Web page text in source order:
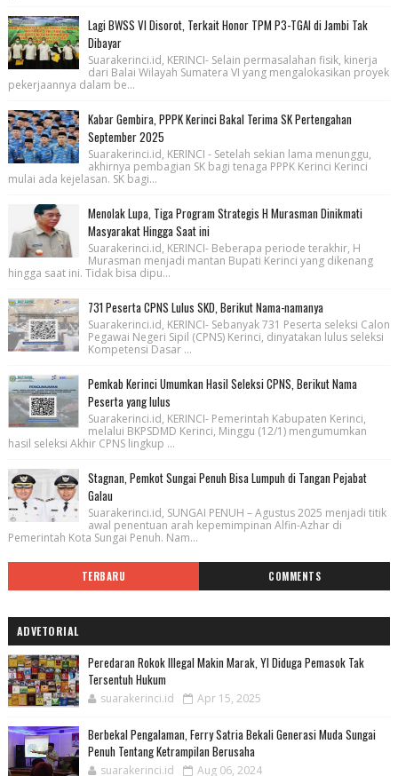
Lagi BWSS VI Disorot, Terkait Honor TPM P3-TGAI di Jambi Tak
Dibayar
Suarakerinci.id, KERINCI- Selain permasalahan fisik, kinerja
dari Balai Wilayah Sumatera VI yang mengalokasikan proyek
pekerjaannya dalam be...
Kabar Gembira, PPPK Kerinci Bakal Terima SK Pertengahan
September 2025
Suarakerinci.id, KERINCI - Setelah sekian lama menunggu,
akhirnya pembagian SK bagi tenaga PPPK Kerinci Kerinci
mulai ada kejelasan. SK bagi...
Menolak Lupa, Tiga Program Strategis H Murasman Dinikmati
Masyarakat Hingga Saat ini
Suarakerinci.id, KERINCI- Beberapa periode terakhir, H
Murasman menjadi mantan Bupati Kerinci yang dikenang
hingga saat ini. Tidak bisa dipu...
731 Peserta CPNS Lulus SKD, Berikut Nama-namanya
Suarakerinci.id, KERINCI- Sebanyak 731 Peserta seleksi Calon
Pegawai Negeri Sipil (CPNS) Kerinci, dinyatakan lulus seleksi
Kompetensi Dasar ...
Pemkab Kerinci Umumkan Hasil Seleksi CPNS, Berikut Nama
Peserta yang lulus
Suarakerinci.id, KERINCI- Pemerintah Kabupaten Kerinci,
melalui BKPSDMD Kerinci, Minggu (12/1) mengumumkan
hasil seleksi Akhir CPNS lingkup ...
Stagnan, Pemkot Sungai Penuh Bisa Lumpuh di Tangan Pejabat
Galau
Suarakerinci.id, SUNGAI PENUH – Agustus 2025 menjadi titik
awal penentuan arah kepemimpinan Alfin-Azhar di
Pemerintah Kota Sungai Penuh. Nam...
TERBARU COMMENTS
ADVETORIAL
Peredaran Rokok Illegal Makin Marak, YI Diduga Pemasok Tak
Tersentuh Hukum
suarakerinci.id Apr 15, 2025
Berbekal Pengalaman, Ferry Satria Bekali Generasi Muda Sungai
Penuh Tentang Ketrampilan Berusaha
suarakerinci.id Aug 06, 2024